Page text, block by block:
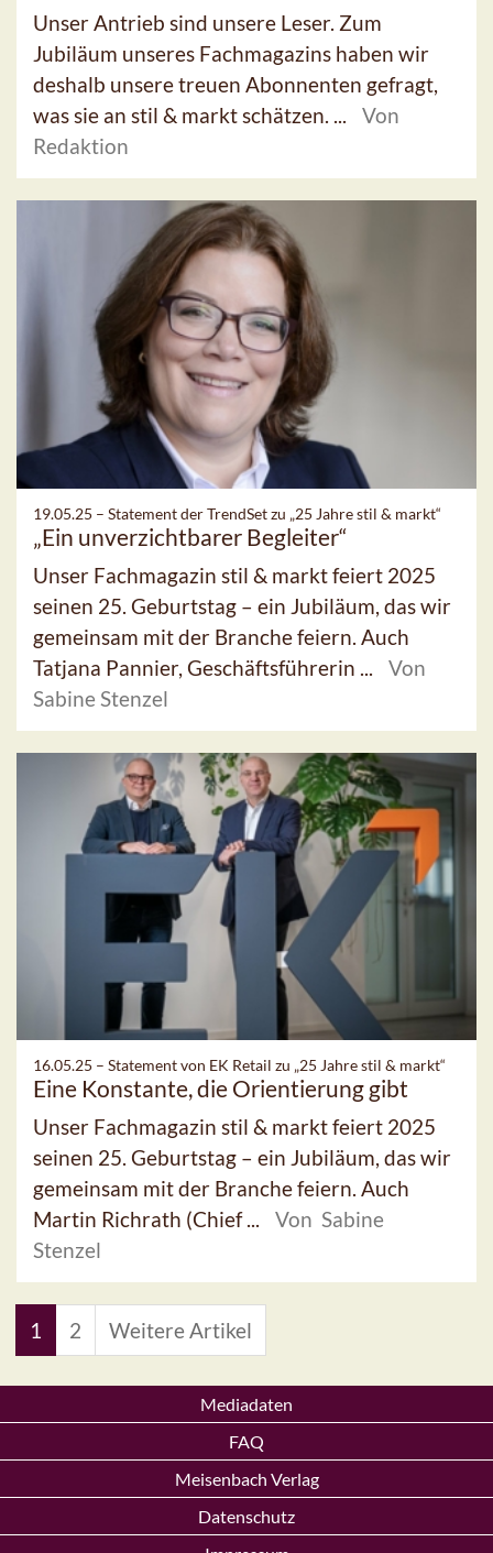
Unser Antrieb sind unsere Leser. Zum
Jubiläum unseres Fachmagazins haben wir
deshalb unsere treuen Abonnenten gefragt,
was sie an stil & markt schätzen. ...
Von
Redaktion
19.05.25 – Statement der TrendSet zu „25 Jahre stil & markt“
„Ein unverzichtbarer Begleiter“
Unser Fachmagazin stil & markt feiert 2025
seinen 25. Geburtstag – ein Jubiläum, das wir
gemeinsam mit der Branche feiern. Auch
Tatjana Pannier, Geschäftsführerin ...
Von
Sabine Stenzel
16.05.25 – Statement von EK Retail zu „25 Jahre stil & markt“
Eine Konstante, die Orientierung gibt
Unser Fachmagazin stil & markt feiert 2025
seinen 25. Geburtstag – ein Jubiläum, das wir
gemeinsam mit der Branche feiern. Auch
Martin Richrath (Chief ...
Von Sabine
Stenzel
1 2 Weitere Artikel
Mediadaten
FAQ
Meisenbach Verlag
Datenschutz